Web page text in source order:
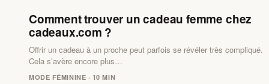
Comment trouver un cadeau femme chez
cadeaux.com ?
Offrir un cadeau à un proche peut parfois se révéler très compliqué.
Cela s’avère encore plus…
MODE FÉMININE · 10 MIN